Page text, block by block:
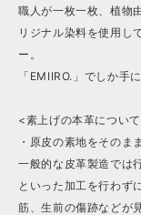
職人が一枚一枚、植物
リジナル染料を使用し
ー。
「EMIIRO.」でしか手
<素上げの本革につい
・原皮の素地をそのま
一般的な皮革製造では
といった加工を行わず
筋、生前の傷跡などが